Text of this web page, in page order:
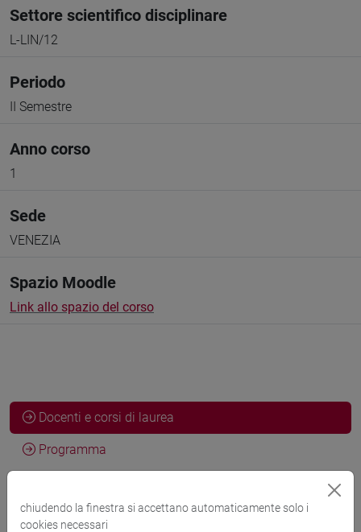
Settore scientifico disciplinare
L-LIN/12
Periodo
II Semestre
Anno corso
1
Sede
VENEZIA
Spazio Moodle
Link allo spazio del corso
Docenti e corsi di laurea
Programma
Docenti
chiudendo la finestra si accettano automaticamente solo i
cookies necessari